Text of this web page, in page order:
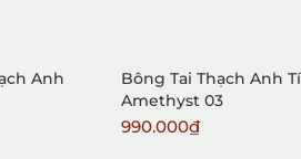
Anh
Bông Tai Thạch Anh
Amethyst 03
990.000₫